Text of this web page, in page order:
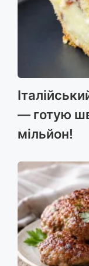
— готую
мільйон!